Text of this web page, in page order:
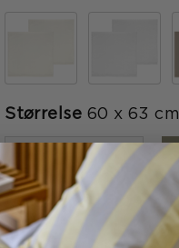
Størrelse 60 x 63 cm
+